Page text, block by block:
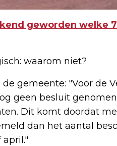
geworden welke
waarom niet?
de gemeente: "Voor de
geen besluit
Dit komt doordat
dan het aantal
april."